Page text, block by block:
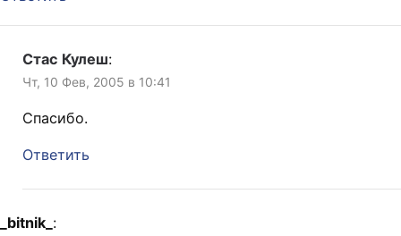
Стас Кулеш:
Чт, 10 Фев, 2005 в 10:41
Спасибо.
Ответить
_bitnik_ :